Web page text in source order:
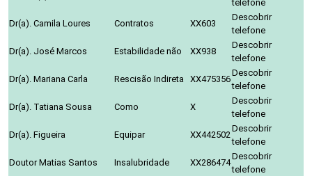
telefone
Dr(a). Camila Loures
Contratos XX603
Descobrir
telefone
Dr(a). José Marcos
Estabilidade não XX938
Descobrir
telefone
Dr(a). Mariana Carla
Rescisão Indireta XX475356
Descobrir
telefone
Dr(a). Tatiana Sousa
Como X
Descobrir
telefone
Dr(a). Figueira
Equipar XX442502
Descobrir
telefone
Doutor Matias Santos
Insalubridade XX286474
Descobrir
telefone